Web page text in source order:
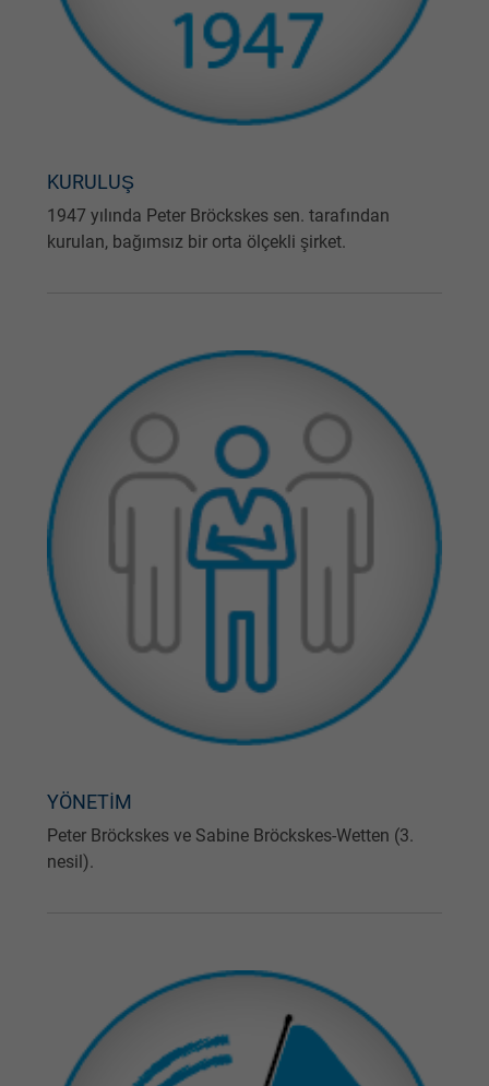
KURULUŞ
1947 yılında Peter Bröckskes sen. tarafından
kurulan, bağımsız bir orta ölçekli şirket.
YÖNETİM
Peter Bröckskes ve Sabine Bröckskes-Wetten (3.
nesil).